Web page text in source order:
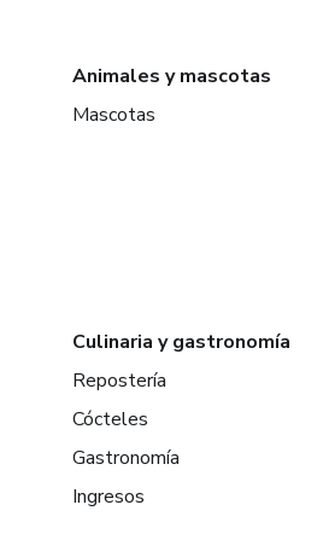
Animales y mascotas
Mascotas
Culinaria y gastronomía
Repostería
Cócteles
Gastronomía
Ingresos